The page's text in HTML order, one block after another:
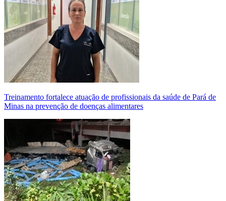
Treinamento fortalece atuação de profissionais da saúde de Pará de
Minas na prevenção de doenças alimentares